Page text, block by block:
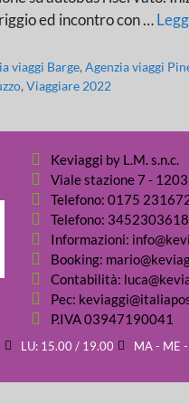
ed incontro con …
viaggi Barge,Agenzia viaggi
, Viaggiare 2022
Keviaggi by L.M. s.n.c.
Viale stazione 7 -
Telefono: 0175
Telefono: 3452303618
Informazioni:
Booking:
Contabilità:
Pec:
P.IVA 03947190041
LU: 15.00 / 19.00 MA - ME